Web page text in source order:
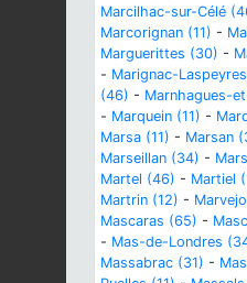
Marcilhac-sur-Célé
Marcorignan (11) -
Marguerittes (30) -
- Marignac-
(46) - Marnhagues-
- Marquein (11) -
Marsa (11) - Marsan
Marseillan (34) -
Martel (46) - Martiel
Martrin (12) -
Mascaras (65) -
- Mas-de-Londres
Massabrac (31) -